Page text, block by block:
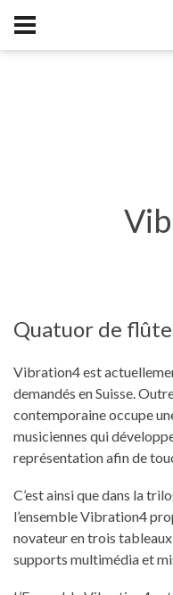
Quatuor de
Vibration4 est
demandés en Suisse.
contemporaine occupe
musiciennes qui
représentation afin de
C’est ainsi que dans la
l’ensemble Vibration4
novateur en trois
supports multimédia et